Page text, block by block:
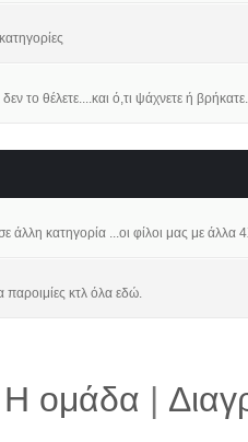
το θέλετε....και ό,τι ψάχνετε ή
άλλη κατηγορία ...οι φίλοι μας με άλλα
κτλ όλα εδώ.
Η ομάδα |